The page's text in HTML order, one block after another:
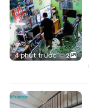
4 phút trước 2